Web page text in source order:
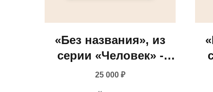
«Без названия», из
серии «Человек» -
Дарья Растунина
25 000 ₽